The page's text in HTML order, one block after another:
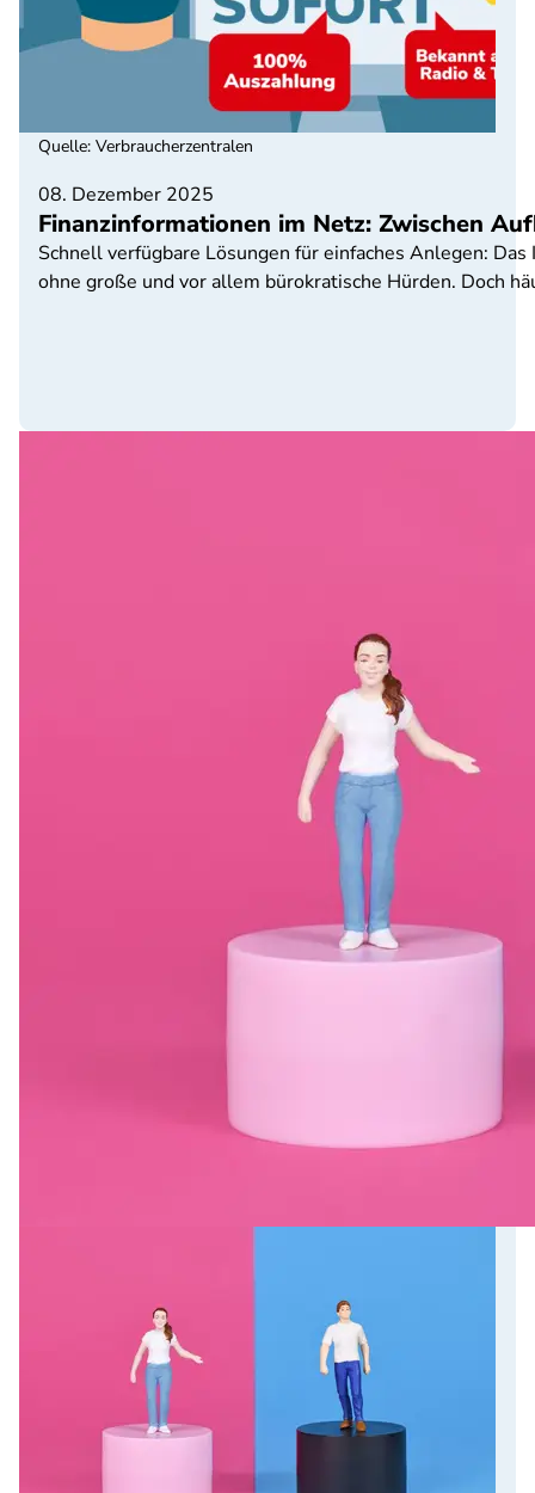
08. Dezember 2025
Finanzinformationen im Netz: Zwischen
Schnell verfügbare Lösungen für einfaches Anlegen:
ohne große und vor allem bürokratische Hürden. Doch
Quelle: Verbraucherzentralen